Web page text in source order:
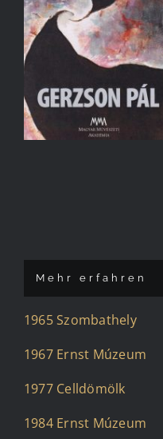
Mehr erfahren
1965 Szombathely
1967 Ernst Múzeum
1977 Celldömölk
1984 Ernst Múzeum